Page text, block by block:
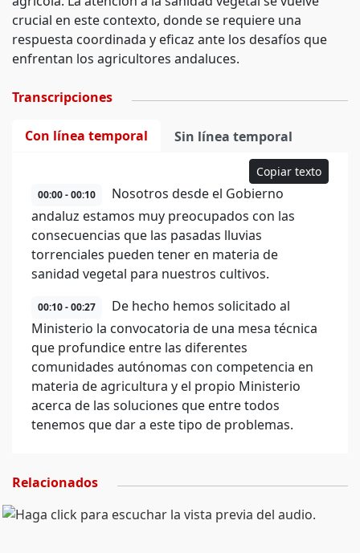
crucial en este contexto, donde se requiere una
respuesta coordinada y eficaz ante los desafíos que
enfrentan los agricultores andaluces.
Transcripciones
Con línea temporal Sin línea temporal
Copiar texto
00:00 - 00:10
Nosotros desde el Gobierno
andaluz estamos muy preocupados con las
consecuencias que las pasadas lluvias
torrenciales pueden tener en materia de
sanidad vegetal para nuestros cultivos.
00:10 - 00:27
De hecho hemos solicitado al
Ministerio la convocatoria de una mesa técnica
que profundice entre las diferentes
comunidades autónomas con competencia en
materia de agricultura y el propio Ministerio
acerca de las soluciones que entre todos
tenemos que dar a este tipo de problemas.
Relacionados